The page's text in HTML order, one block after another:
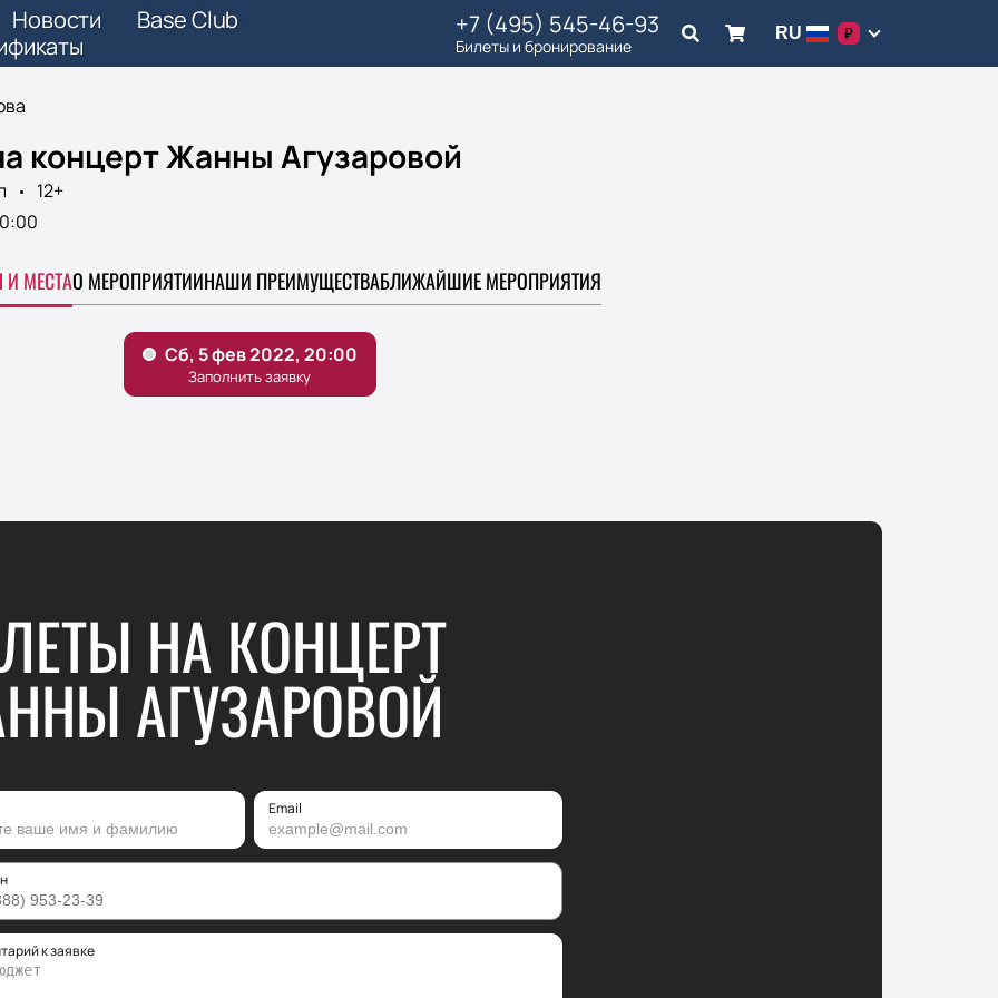
Новости
Base Club
+7 (495) 545-46-93
Билеты и бронирование
RU ₽
концерт Жанны Агузаровой
12+
МЕСТАО МЕРОПРИЯТИИНАШИ ПРЕИМУЩЕСТВАБЛИЖАЙШИЕ МЕРОПРИЯТИЯ
НА КОНЦЕРТ
АГУЗАРОВОЙ
Email
к заявке